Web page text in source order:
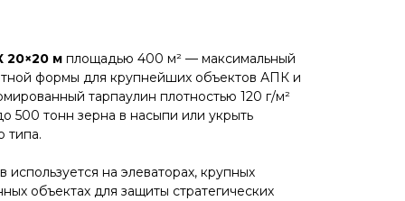
20×20 м площадью 400 м² — максимальный
формы для крупнейших объектов АПК и
тарпаулин плотностью 120 г/м²
500 тонн зерна в насыпи или укрыть
типа.​
на элеваторах, крупных
объектах для защиты стратегических